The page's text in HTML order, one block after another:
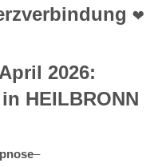
❤️
2026:
HEILBRONN
–